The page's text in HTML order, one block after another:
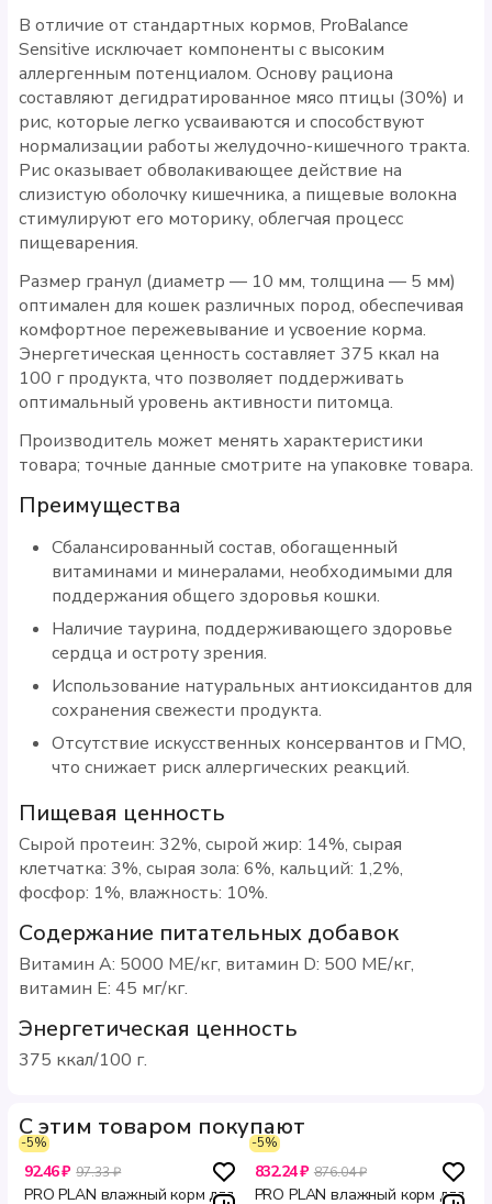
В отличие от стандартных кормов, ProBalance
Sensitive исключает компоненты с высоким
аллергенным потенциалом. Основу рациона
составляют дегидратированное мясо птицы (30%) и
рис, которые легко усваиваются и способствуют
нормализации работы желудочно-кишечного тракта.
Рис оказывает обволакивающее действие на
слизистую оболочку кишечника, а пищевые волокна
стимулируют его моторику, облегчая процесс
пищеварения.
Размер гранул (диаметр — 10 мм, толщина — 5 мм)
оптимален для кошек различных пород, обеспечивая
комфортное пережевывание и усвоение корма.
Энергетическая ценность составляет 375 ккал на
100 г продукта, что позволяет поддерживать
оптимальный уровень активности питомца.
Производитель может менять характеристики
товара; точные данные смотрите на упаковке товара.
Преимущества
Сбалансированный состав, обогащенный
витаминами и минералами, необходимыми для
поддержания общего здоровья кошки.
Наличие таурина, поддерживающего здоровье
сердца и остроту зрения.
Использование натуральных антиоксидантов для
сохранения свежести продукта.
Отсутствие искусственных консервантов и ГМО,
что снижает риск аллергических реакций.
Пищевая ценность
Сырой протеин: 32%, сырой жир: 14%, сырая
клетчатка: 3%, сырая зола: 6%, кальций: 1,2%,
фосфор: 1%, влажность: 10%.
Содержание питательных добавок
Витамин A: 5000 МЕ/кг, витамин D: 500 МЕ/кг,
витамин E: 45 мг/кг.
Энергетическая ценность
375 ккал/100 г.
С этим товаром покупают
-5%
92.46 ₽ 97.33 ₽
PRO PLAN влажный корм для
-5%
832.24 ₽ 876.04 ₽
PRO PLAN влажный корм для